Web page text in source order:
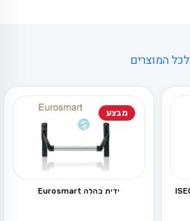
לכל המוצרים
מבצע
ידית בהלה Eurosmart